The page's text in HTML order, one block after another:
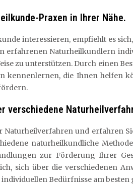
Praxen in Ihrer Nähe.
interessieren, empfiehlt es
erfahrenen Naturheilkundlern
zu unterstützen. Durch einen
kennenlernen, die Ihnen helfen
verschiedene
Naturheilverfahren und erfahren
naturheilkundliche
zur Förderung Ihrer
sich über die verschiedenen
Bedürfnisse am besten